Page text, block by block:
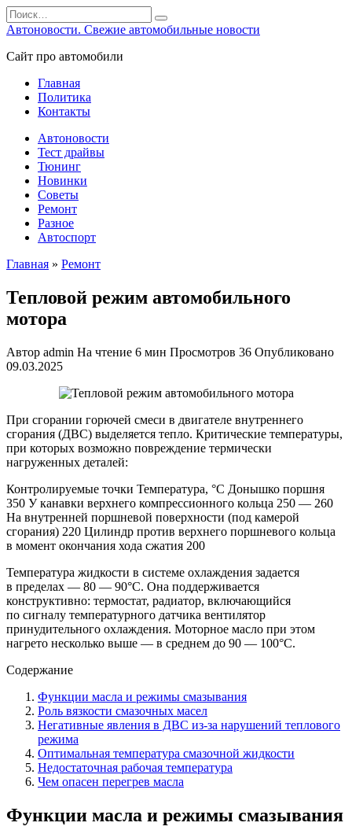
Перейти
к
Search
for:
Автоновости. Свежие автомобильные новости
Сайт про автомобили
Главная
Политика
Контакты
Автоновости
Тест драйвы
Тюнинг
Новинки
Советы
Ремонт
Разное
Автоспорт
Главная » Ремонт
Тепловой режим автомобильного
мотора
Автор admin На чтение 6 мин Просмотров 36 Опубликовано
09.03.2025
При сгорании горючей смеси в двигателе внутреннего
сгорания (ДВС) выделяется тепло. Критические температуры,
при которых возможно повреждение термически
нагруженных деталей:
Контролируемые точки Температура, °C Донышко поршня
350 У канавки верхнего компрессионного кольца 250 — 260
На внутренней поршневой поверхности (под камерой
сгорания) 220 Цилиндр против верхнего поршневого кольца
в момент окончания хода сжатия 200
Температура жидкости в системе охлаждения задается
в пределах — 80 — 90°C. Она поддерживается
конструктивно: термостат, радиатор, включающийся
по сигналу температурного датчика вентилятор
принудительного охлаждения. Моторное масло при этом
нагрето несколько выше — в среднем до 90 — 100°C.
Содержание
Функции масла и режимы смазывания
Роль вязкости смазочных масел
Негативные явления в ДВС из-за нарушений теплового
режима
Оптимальная температура смазочной жидкости
Недостаточная рабочая температура
Чем опасен перегрев масла
Функции масла и режимы смазывания